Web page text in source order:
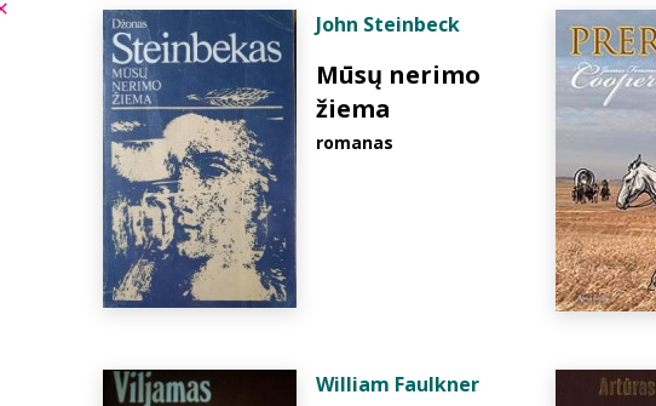
John Steinbeck
Mūsų nerimo
žiema
romanas
William Faulkner